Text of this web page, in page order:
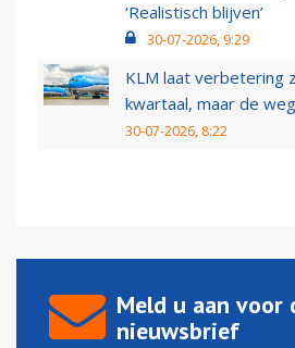
‘Realistisch blijven’
30-07-2026, 9:29
KLM laat verbetering
kwartaal, maar de
30-07-2026, 8:22
Meld u aan voor
nieuwsbrief